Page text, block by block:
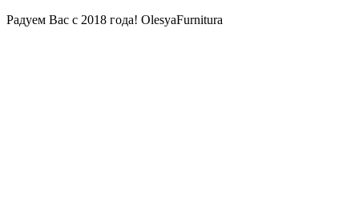
Радуем Вас с 2018 года! OlesyaFurnitura